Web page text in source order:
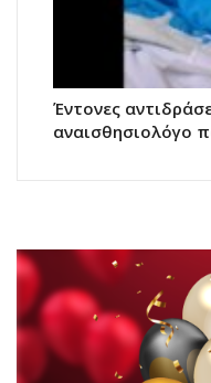
Έντονες
αναισθησιολόγο